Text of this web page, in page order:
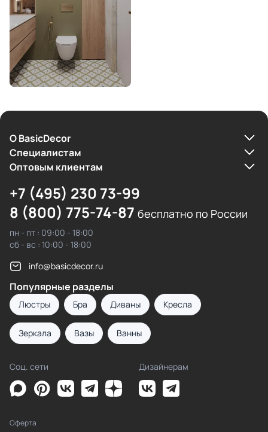
О BasicDecor
Cпециалистам
Оптовым клиентам
+7 (495) 230 73-99
8 (800) 775-74-87 бесплатно по России
пн - пт : 09:00 - 18:00
сб - вс : 10:00 - 18:00
info@basicdecor.ru
Популярные разделы
Люстры Бра Диваны Кресла
Зеркала Вазы Ванны
Соц. сети Дизайнерам
Оферта